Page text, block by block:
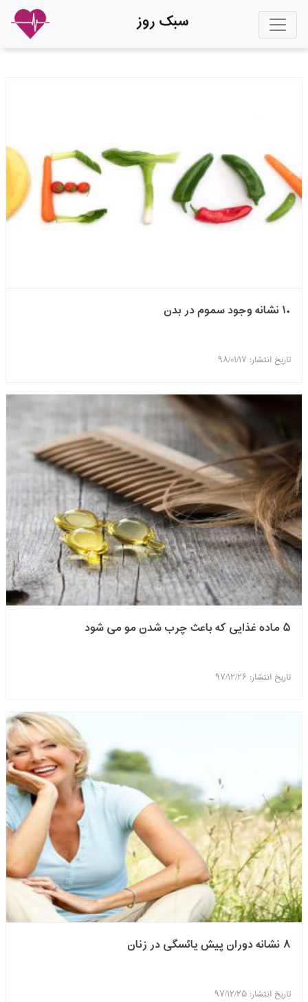
سبک روز
۱۰ نشانه وجود سموم در بدن
تاریخ انتشار: ۹۸/۰۱/۱۷
۵ ماده غذایی که باعث چرب شدن مو می شود
تاریخ انتشار: ۹۷/۱۲/۲۶
۸ نشانه دوران پیش یائسگی در زنان
تاریخ انتشار: ۹۷/۱۲/۲۵